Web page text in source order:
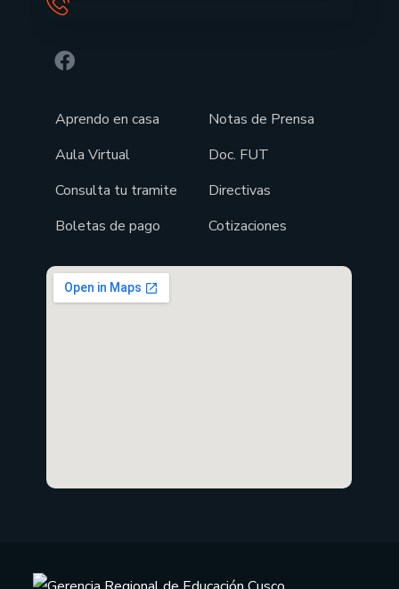
Aprendo en casa
Aula Virtual
Consulta tu tramite
Boletas de pago
Notas de Prensa
Doc. FUT
Directivas
Cotizaciones